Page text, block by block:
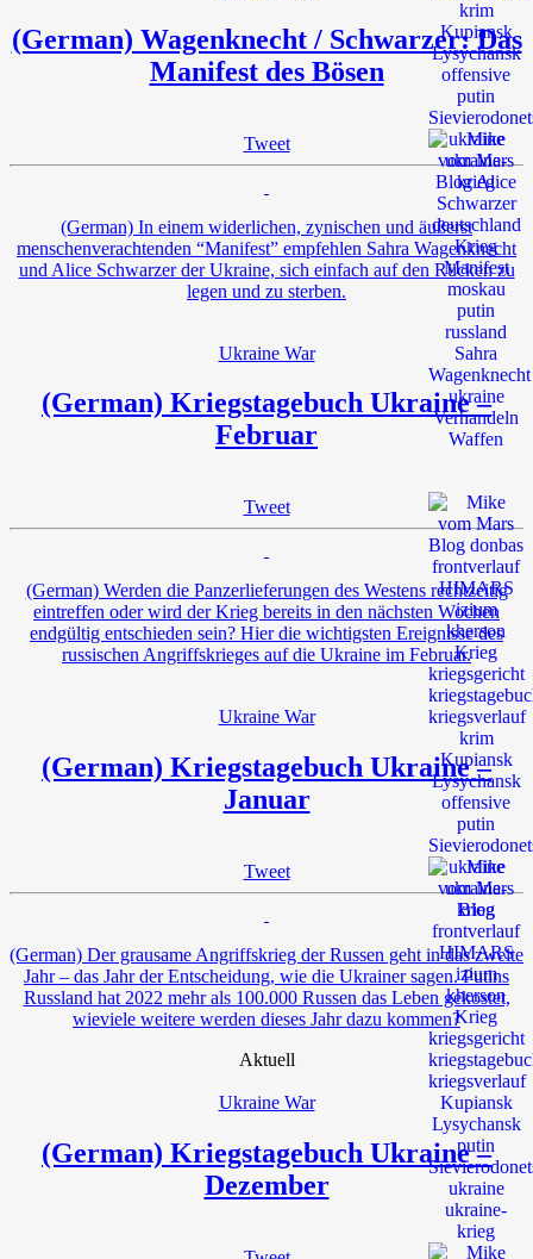
(German) Wagenknecht / Schwarzer: Das
Manifest des Bösen
Tweet
(German) In einem widerlichen, zynischen und äußerst
menschenverachtenden “Manifest” empfehlen Sahra Wagenknecht
und Alice Schwarzer der Ukraine, sich einfach auf den Rücken zu
legen und zu sterben.
Ukraine War
(German) Kriegstagebuch Ukraine –
Februar
Tweet
(German) Werden die Panzerlieferungen des Westens rechtzeitig
eintreffen oder wird der Krieg bereits in den nächsten Wochen
endgültig entschieden sein? Hier die wichtigsten Ereignisse des
russischen Angriffskrieges auf die Ukraine im Februar.
Ukraine War
(German) Kriegstagebuch Ukraine –
Januar
Tweet
(German) Der grausame Angriffskrieg der Russen geht in das zweite
Jahr – das Jahr der Entscheidung, wie die Ukrainer sagen. Putins
Russland hat 2022 mehr als 100.000 Russen das Leben gekostet,
wieviele weitere werden dieses Jahr dazu kommen?
Aktuell
Ukraine War
(German) Kriegstagebuch Ukraine –
Dezember